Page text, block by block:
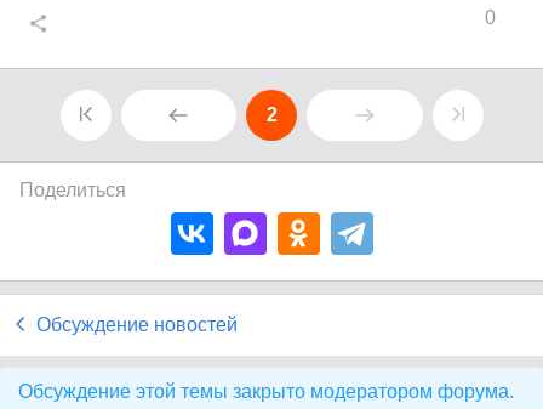
0
2
Поделиться
Обсуждение новостей
Обсуждение этой темы закрыто модератором форума.